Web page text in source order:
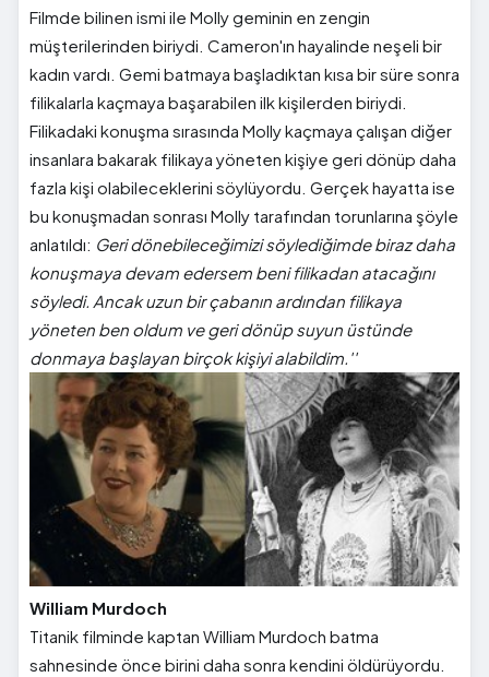
Filmde bilinen ismi ile Molly geminin en zengin
müşterilerinden biriydi. Cameron'ın hayalinde neşeli bir
kadın vardı. Gemi batmaya başladıktan kısa bir süre sonra
filikalarla kaçmaya başarabilen ilk kişilerden biriydi.
Filikadaki konuşma sırasında Molly kaçmaya çalışan diğer
insanlara bakarak filikaya yöneten kişiye geri dönüp daha
fazla kişi olabileceklerini söylüyordu. Gerçek hayatta ise
bu konuşmadan sonrası Molly tarafından torunlarına şöyle
anlatıldı: Geri dönebileceğimizi söylediğimde biraz daha
konuşmaya devam edersem beni filikadan atacağını
söyledi. Ancak uzun bir çabanın ardından filikaya
yöneten ben oldum ve geri dönüp suyun üstünde
donmaya başlayan birçok kişiyi alabildim.''
William Murdoch
Titanik filminde kaptan William Murdoch batma
sahnesinde önce birini daha sonra kendini öldürüyordu.